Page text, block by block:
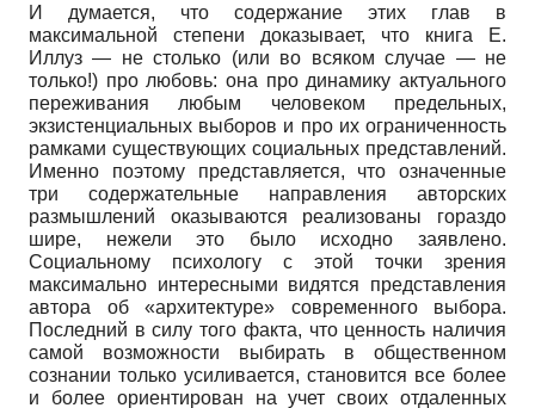
И думается, что содержание этих глав в
максимальной степени доказывает, что книга Е.
Иллуз — не столько (или во всяком случае — не
только!) про любовь: она про динамику актуального
переживания любым человеком предельных,
экзистенциальных выборов и про их ограниченность
рамками существующих социальных представлений.
Именно поэтому представляется, что означенные
три содержательные направления авторских
размышлений оказываются реализованы гораздо
шире, нежели это было исходно заявлено.
Социальному психологу с этой точки зрения
максимально интересными видятся представления
автора об «архитектуре» современного выбора.
Последний в силу того факта, что ценность наличия
самой возможности выбирать в общественном
сознании только усиливается, становится все более
и более ориентирован на учет своих отдаленных